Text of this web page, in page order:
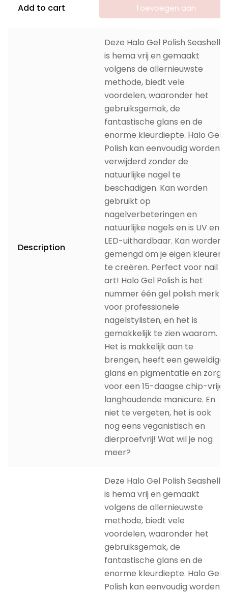
Add to cart
Toevoegen aan
Description
Deze Halo Gel Polish Seashell
is hema vrij en gemaakt
volgens de allernieuwste
methode, biedt vele
voordelen, waaronder het
gebruiksgemak, de
fantastische glans en de
enorme kleurdiepte. Halo Gel
Polish kan eenvoudig worden
verwijderd zonder de
natuurlijke nagel te
beschadigen. Kan worden
gebruikt op
nagelverbeteringen en
natuurlijke nagels en is UV en
LED-uithardbaar. Kan worden
gemengd om je eigen kleuren
te creëren. Perfect voor nail
art! Halo Gel Polish is het
nummer één gel polish merk
voor professionele
nagelstylisten, en het is
gemakkelijk te zien waarom.
Het is makkelijk aan te
brengen, heeft een geweldige
glans en pigmentatie en zorgt
voor een 15-daagse chip-vrije,
langhoudende manicure. En
niet te vergeten, het is ook
nog eens veganistisch en
dierproefvrij! Wat wil je nog
meer?
Deze Halo Gel Polish Seashell
is hema vrij en gemaakt
volgens de allernieuwste
methode, biedt vele
voordelen, waaronder het
gebruiksgemak, de
fantastische glans en de
enorme kleurdiepte. Halo Gel
Polish kan eenvoudig worden